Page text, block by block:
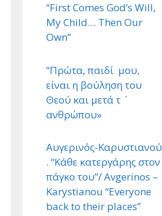
“First Comes God’s Will,
My Child… Then Our
Own”
“Πρώτα, παιδί μου,
είναι η βούληση του
Θεού και μετά τ ΄
ανθρώπου»
Αυγερινός-Καρυστιανού
. “Κάθε κατεργάρης στον
πάγκο του”/ Avgerinos –
Karystianou “Εveryone
back to their places”